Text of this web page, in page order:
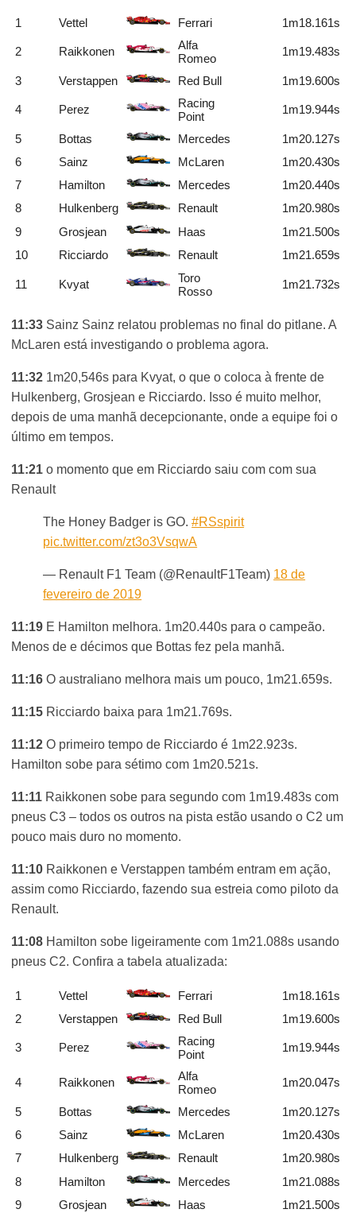
1 Vettel Ferrari 1m18.161s
2 Raikkonen
Alfa
Romeo
1m19.483s
3 Verstappen Red Bull 1m19.600s
4 Perez
Racing
Point
1m19.944s
5 Bottas Mercedes
1m20.127s
6
Sainz McLaren
1m20.430s
7
Hamilton Mercedes
1m20.440s
8
Hulkenberg Renault
1m20.980s
9
Grosjean Haas
1m21.500s
10
Ricciardo Renault 1m21.659s
11 Kvyat
Toro
Rosso
1m21.732s
11:33 Sainz Sainz relatou problemas no final do pitlane. A
McLaren está investigando o problema agora.
11:32 1m20,546s para Kvyat, o que o coloca à frente de
Hulkenberg, Grosjean e Ricciardo. Isso é muito melhor,
depois de uma manhã decepcionante, onde a equipe foi o
último em tempos.
11:21 o momento que em Ricciardo saiu com com sua
Renault
The Honey Badger is GO.#RSspirit
pic.twitter.com/zt3o3VsqwA
— Renault F1 Team (@RenaultF1Team) 18 de
fevereiro de 2019
11:19 E Hamilton melhora. 1m20.440s para o campeão.
Menos de e décimos que Bottas fez pela manhã.
11:16 O australiano melhora mais um pouco, 1m21.659s.
11:15 Ricciardo baixa para 1m21.769s.
11:12 O primeiro tempo de Ricciardo é 1m22.923s.
Hamilton sobe para sétimo com 1m20.521s.
11:11 Raikkonen sobe para segundo com 1m19.483s com
pneus C3 – todos os outros na pista estão usando o C2 um
pouco mais duro no momento.
11:10 Raikkonen e Verstappen também entram em ação,
assim como Ricciardo, fazendo sua estreia como piloto da
Renault.
11:08 Hamilton sobe ligeiramente com 1m21.088s usando
pneus C2. Confira a tabela atualizada:
1 Vettel Ferrari
1m18.161s
2
Verstappen Red Bull 1m19.600s
3 Perez
Racing
Point
1m19.944s
4 Raikkonen
Alfa
Romeo
1m20.047s
5 Bottas Mercedes
1m20.127s
6
Sainz McLaren
1m20.430s
7
Hulkenberg Renault
1m20.980s
8
Hamilton Mercedes
1m21.088s
9
Grosjean Haas 1m21.500s